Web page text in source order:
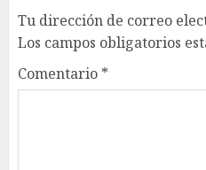
Tu dirección de correo
Los campos obligatorios
Comentario *